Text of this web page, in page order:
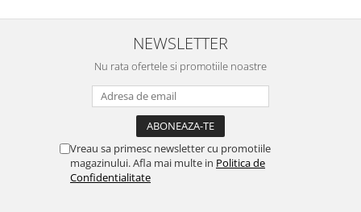
NEWSLETTER
Nu rata ofertele si promotiile noastre
Vreau sa primesc newsletter cu promotiile
magazinului. Afla mai multe in Politica de
Confidentialitate